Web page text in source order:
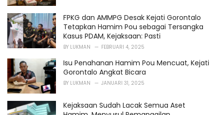
FPKG dan AMMPG Desak Kejati Gorontalo
Tetapkan Hamim Pou sebagai Tersangka
Kasus PDAM, Kejaksaan: Pasti
BY LUKMAN FEBRUARI 4, 2025
Isu Penahanan Hamim Pou Mencuat, Kejati
Gorontalo Angkat Bicara
BY LUKMAN JANUARI 31, 2025
Kejaksaan Sudah Lacak Semua Aset